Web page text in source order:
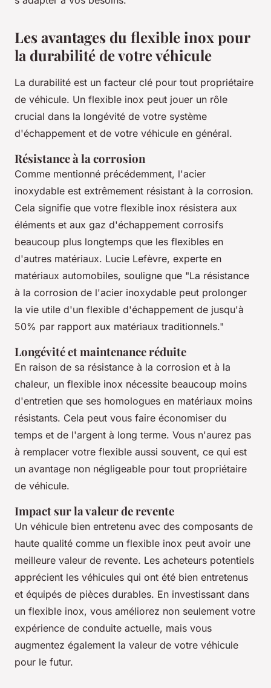
Les avantages du flexible inox pour
la durabilité de votre véhicule
La durabilité est un facteur clé pour tout propriétaire
de véhicule. Un flexible inox peut jouer un rôle
crucial dans la longévité de votre système
d'échappement et de votre véhicule en général.
Résistance à la corrosion
Comme mentionné précédemment, l'acier
inoxydable est extrêmement résistant à la corrosion.
Cela signifie que votre flexible inox résistera aux
éléments et aux gaz d'échappement corrosifs
beaucoup plus longtemps que les flexibles en
d'autres matériaux. Lucie Lefèvre, experte en
matériaux automobiles, souligne que "La résistance
à la corrosion de l'acier inoxydable peut prolonger
la vie utile d'un flexible d'échappement de jusqu'à
50% par rapport aux matériaux traditionnels."
Longévité et maintenance réduite
En raison de sa résistance à la corrosion et à la
chaleur, un flexible inox nécessite beaucoup moins
d'entretien que ses homologues en matériaux moins
résistants. Cela peut vous faire économiser du
temps et de l'argent à long terme. Vous n'aurez pas
à remplacer votre flexible aussi souvent, ce qui est
un avantage non négligeable pour tout propriétaire
de véhicule.
Impact sur la valeur de revente
Un véhicule bien entretenu avec des composants de
haute qualité comme un flexible inox peut avoir une
meilleure valeur de revente. Les acheteurs potentiels
apprécient les véhicules qui ont été bien entretenus
et équipés de pièces durables. En investissant dans
un flexible inox, vous améliorez non seulement votre
expérience de conduite actuelle, mais vous
augmentez également la valeur de votre véhicule
pour le futur.